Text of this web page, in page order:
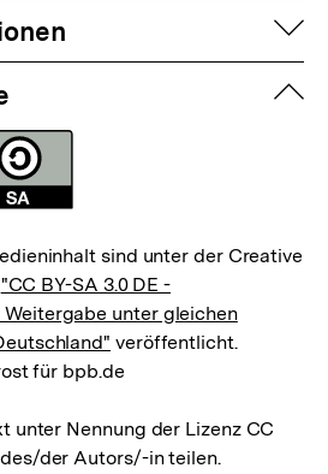
sind unter der Creative
"CC BY-SA 3.0 DE -
Weitergabe unter gleichen
veröffentlicht.
für bpb.de
unter Nennung der Lizenz CC
des/der Autors/-in teilen.